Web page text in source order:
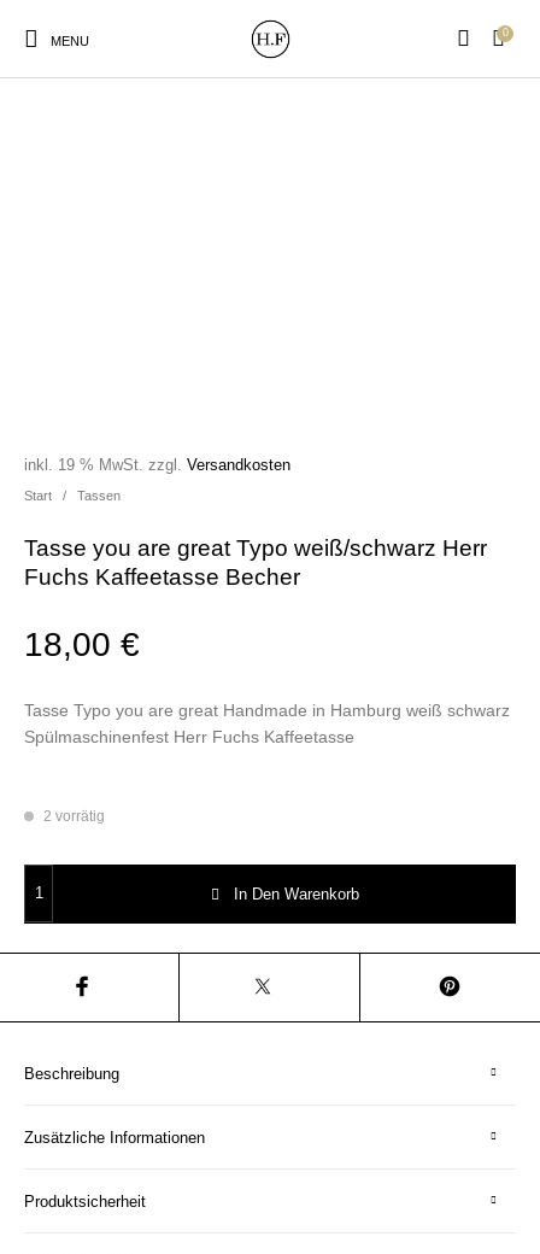
MENU
0
Start / Tassen
Tasse you are great Typo weiß/schwarz Herr
Fuchs Kaffeetasse Becher
18,00€
inkl. 19 % MwSt. zzgl.Versandkosten
Tasse Typo you are great Handmade in Hamburg weiß schwarz
Spülmaschinenfest Herr Fuchs Kaffeetasse
2 vorrätig
In Den Warenkorb
Beschreibung
Zusätzliche Informationen
Produktsicherheit